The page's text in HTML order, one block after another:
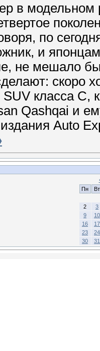
в модельном
по
и
не мешало бы
скоро
класса C,
Qashqai и
Auto
Пн
Вт
2
3
9
10
16
17
23
24
30
31